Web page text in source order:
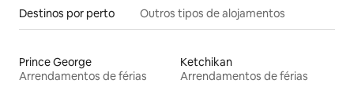
Destinos por perto Outros tipos de alojamentos
Prince George
Arrendamentos de férias
Ketchikan
Arrendamentos de férias